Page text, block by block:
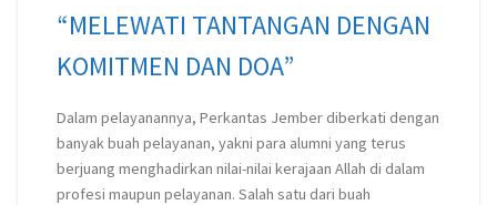
“MELEWATI TANTANGAN DENGAN
KOMITMEN DAN DOA”
Dalam pelayanannya, Perkantas Jember diberkati dengan
banyak buah pelayanan, yakni para alumni yang terus
berjuang menghadirkan nilai-nilai kerajaan Allah di dalam
profesi maupun pelayanan. Salah satu dari buah